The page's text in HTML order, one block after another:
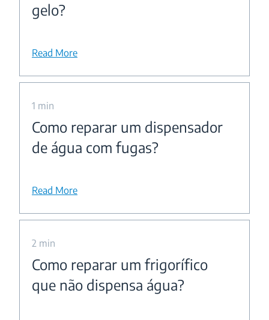
gelo?
Read More
1 min
Como reparar um dispensador
de água com fugas?
Read More
2 min
Como reparar um frigorífico
que não dispensa água?